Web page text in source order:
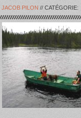
JACOB PILON // CATÉGORIE: